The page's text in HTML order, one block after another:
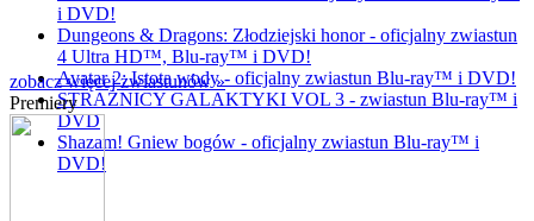
i DVD!
Dungeons & Dragons: Złodziejski honor - oficjalny zwiastun
4 Ultra HD™, Blu-ray™ i DVD!
Avatar 2: Istota wody - oficjalny zwiastun Blu-ray™ i DVD!
STRAŻNICY GALAKTYKI VOL 3 - zwiastun Blu-ray™ i
DVD
Shazam! Gniew bogów - oficjalny zwiastun Blu-ray™ i
DVD!
zobacz więcej zwiastunów »
Premiery